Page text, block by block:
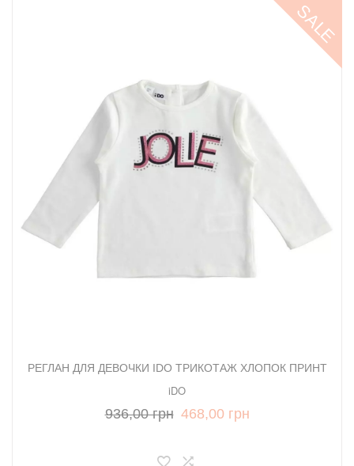
SALE
РЕГЛАН ДЛЯ ДЕВОЧКИ IDO ТРИКОТАЖ ХЛОПОК ПРИНТ
iDO
936,00 грн 468,00 грн